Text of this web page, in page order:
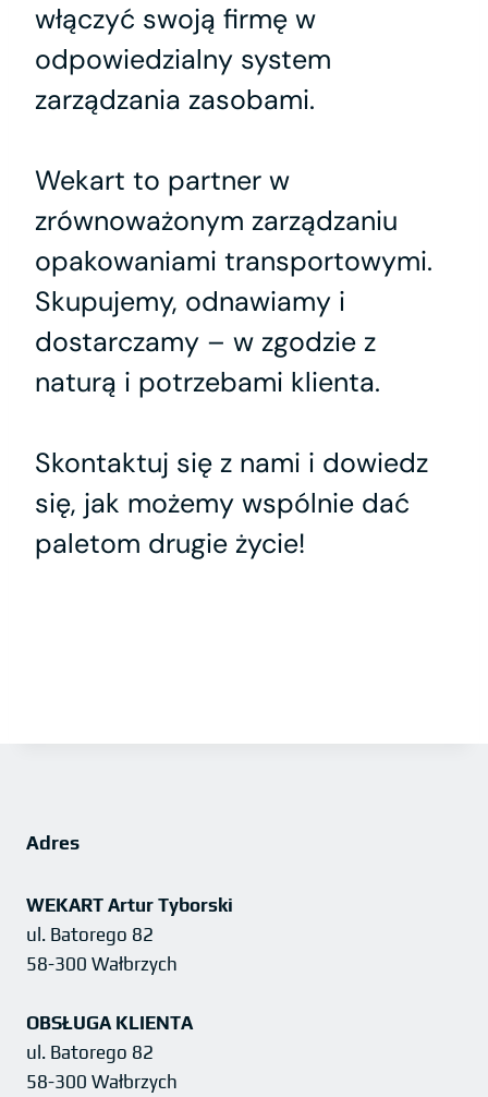
włączyć swoją firmę w
odpowiedzialny system
zarządzania zasobami.
Wekart to partner w
zrównoważonym zarządzaniu
opakowaniami transportowymi.
Skupujemy, odnawiamy i
dostarczamy – w zgodzie z
naturą i potrzebami klienta.
Skontaktuj się z nami i dowiedz
się, jak możemy wspólnie dać
paletom drugie życie!
Adres
WEKART Artur Tyborski
ul. Batorego 82
58-300 Wałbrzych
OBSŁUGA KLIENTA
ul. Batorego 82
58-300 Wałbrzych